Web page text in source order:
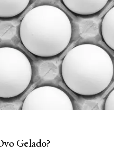
Gelado?